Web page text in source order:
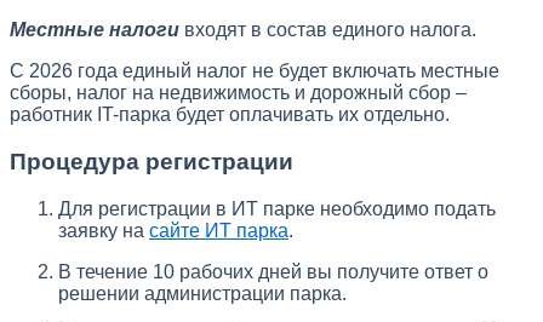
Местные налоги входят в состав единого налога.
С 2026 года единый налог не будет включать местные
сборы, налог на недвижимость и дорожный сбор –
работник IT-парка будет оплачивать их отдельно.
Процедура регистрации
Для регистрации в ИТ парке необходимо подать
заявку на сайте ИТ парка.
В течение 10 рабочих дней вы получите ответ о
решении администрации парка.